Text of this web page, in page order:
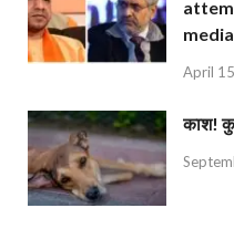
media
April
काश!